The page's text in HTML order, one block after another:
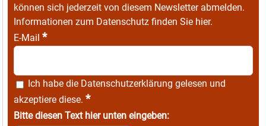
können sich jederzeit von diesem Newsletter abmelden.
Informationen zum Datenschutz finden Sie hier.
E-Mail *
Ich habe die Datenschutzerklärung gelesen und
akzeptiere diese. *
Bitte diesen Text hier unten eingeben: